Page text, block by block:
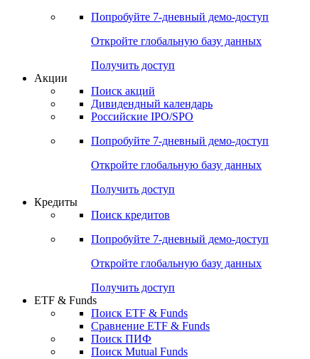
Попробуйте 7-дневный демо-доступ
Откройте глобальную базу данных
Получить доступ
Акции
Поиск акций
Дивидендный календарь
Российские IPO/SPO
Попробуйте 7-дневный демо-доступ
Откройте глобальную базу данных
Получить доступ
Кредиты
Поиск кредитов
Попробуйте 7-дневный демо-доступ
Откройте глобальную базу данных
Получить доступ
ETF & Funds
Поиск ETF & Funds
Сравнение ETF & Funds
Поиск ПИФ
Поиск Mutual Funds